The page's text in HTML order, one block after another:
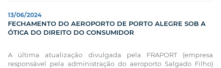
13/06/2024
FECHAMENTO DO AEROPORTO DE PORTO ALEGRE SOB A
ÓTICA DO DIREITO DO CONSUMIDOR
A última atualização divulgada pela FRAPORT (empresa
responsável pela administração do aeroporto Salgado Filho)